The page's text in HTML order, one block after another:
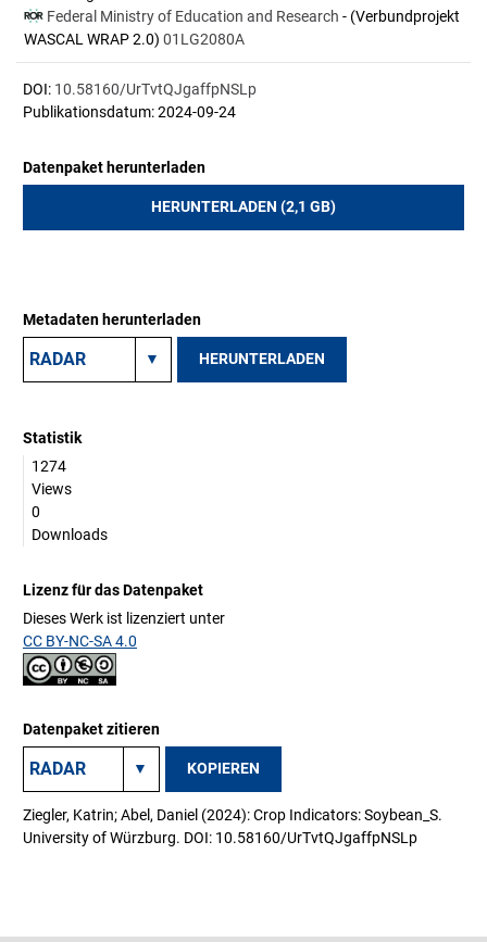
Federal Ministry of Education and Research - (Verbundprojekt
WASCAL WRAP 2.0) 01LG2080A
DOI: 10.58160/UrTvtQJgaffpNSLp
Publikationsdatum: 2024-09-24
Datenpaket herunterladen
HERUNTERLADEN (2,1 GB)
Metadaten herunterladen
HERUNTERLADEN
Statistik
1274
Views
0
Downloads
Lizenz für das Datenpaket
Dieses Werk ist lizenziert unter
CC BY-NC-SA 4.0
Datenpaket zitieren
KOPIEREN
Ziegler, Katrin; Abel, Daniel (2024): Crop Indicators: Soybean_S.
University of Würzburg. DOI: 10.58160/UrTvtQJgaffpNSLp